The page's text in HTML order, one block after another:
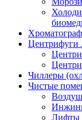
Центрифуги
Чиллеры
Чистые
Лифты